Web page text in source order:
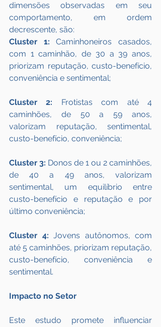
dimensões observadas em seu
comportamento, em ordem
decrescente, são:
Cluster 1: Caminhoneiros casados,
com 1 caminhão, de 30 a 39 anos,
priorizam reputação, custo-benefício,
conveniência e sentimental;
Cluster 2: Frotistas com até 4
caminhões, de 50 a 59 anos,
valorizam reputação, sentimental,
custo-benefício, conveniência;
Cluster 3: Donos de 1 ou 2 caminhões,
de 40 a 49 anos, valorizam
sentimental, um equilíbrio entre
custo-benefício e reputação e por
último conveniência;
Cluster 4: Jovens autônomos, com
até 5 caminhões, priorizam reputação,
custo-benefício, conveniência e
sentimental.
Impacto no Setor
Este estudo promete influenciar